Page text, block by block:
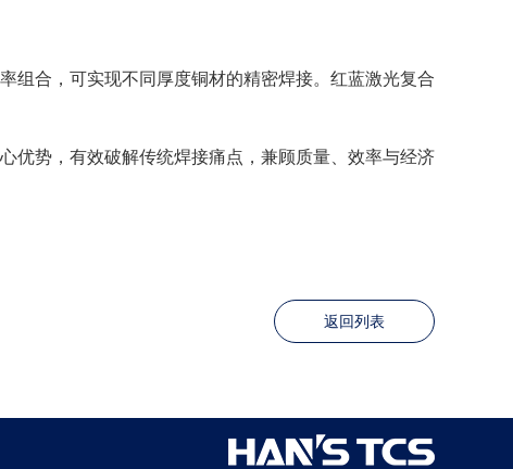
组合，可实现不同厚度铜材的精密焊接。红蓝激光复合
优势，有效破解传统焊接痛点，兼顾质量、效率与经济
返回列表